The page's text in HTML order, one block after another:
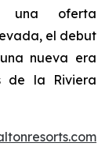
una oferta
el debut
nueva era
de la Riviera